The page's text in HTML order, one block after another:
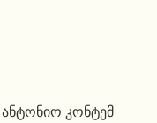
კონტემ